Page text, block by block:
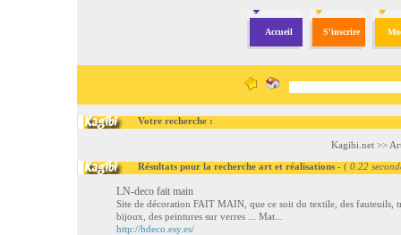
Accueil S'inscrire
Votre recherche :
Kagibi.net >>
Résultats pour la recherche art et réalisations - ( 0.22
LN-deco fait main
Site de décoration FAIT MAIN, que ce soit du textile, des fauteuils,
bijoux, des peintures sur verres ... Mat...
http://hdeco.esy.es/